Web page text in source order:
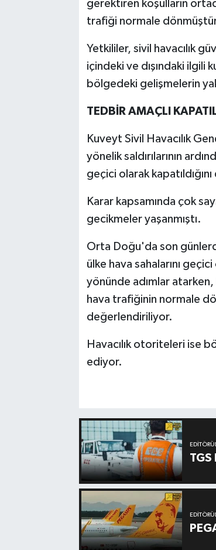
gerektiren koşulların
trafiği normale
Yetkililer, sivil havacılık
içindeki ve dışındaki ilgili
bölgedeki gelişmelerin
TEDBİR AMAÇLI
Kuveyt Sivil Havacılık
yönelik saldırılarının
geçici olarak
Karar kapsamında çok
gecikmeler yaşanmıştı.
Orta Doğu'da son
ülke hava sahalarını
yönünde adımlar atarken,
hava trafiğinin normale
değerlendiriliyor.
Havacılık otoriteleri ise
ediyor.
TGS